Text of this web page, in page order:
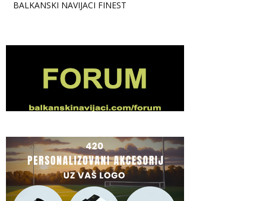
BALKANSKI NAVIJACI FINEST